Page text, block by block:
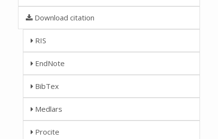
Download citation
RIS
EndNote
BibTex
Medlars
Procite